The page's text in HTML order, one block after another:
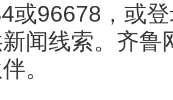
或96678，或
闻线索。齐鲁
。